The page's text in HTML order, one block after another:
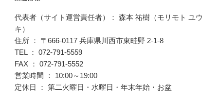
代表者（サイト運営責任者）： 森本 祐樹（モリモト ユウ
キ）
住所 ： 〒666-0117 兵庫県川西市東畦野 2-1-8
TEL ： 072-791-5559
FAX ： 072-791-5552
営業時間 ： 10:00～19:00
定休日 ： 第二火曜日・水曜日・年末年始・お盆